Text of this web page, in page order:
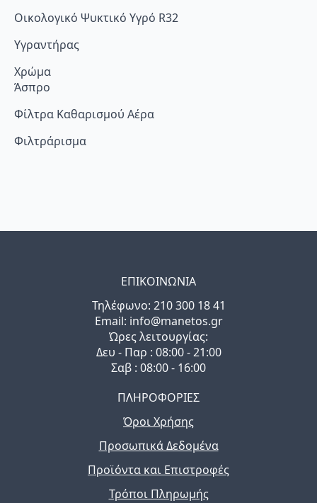
Οικολογικό Ψυκτικό Υγρό R32
Υγραντήρας
Χρώμα
Άσπρο
Φίλτρα Καθαρισμού Αέρα
Φιλτράρισμα
ΕΠΙΚΟΙΝΩΝΙΑ
Τηλέφωνo: 210 300 18 41
Email: info@manetos.gr
Ώρες λειτουργίας:
Δευ - Παρ : 08:00 - 21:00
Σαβ : 08:00 - 16:00
ΠΛΗΡΟΦΟΡΙΕΣ
Όροι Χρήσης
Προσωπικά Δεδομένα
Προϊόντα και Επιστροφές
Τρόποι Πληρωμής